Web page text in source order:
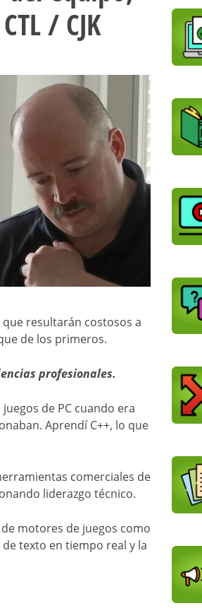
/ CJK
resultarán costosos a
de los primeros.
profesionales.
de PC cuando era
Aprendí C++, lo que
comerciales de
liderazgo técnico.
motores de juegos como
texto en tiempo real y la